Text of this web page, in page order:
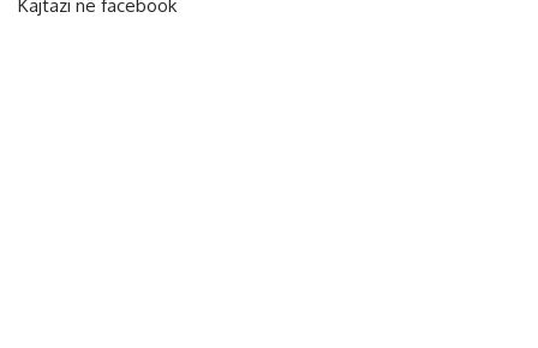
Kajtazi në facebook